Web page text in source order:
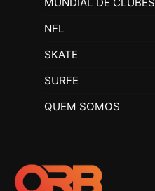
MUNDIAL DE CLUBES
NFL
SKATE
SURFE
QUEM SOMOS